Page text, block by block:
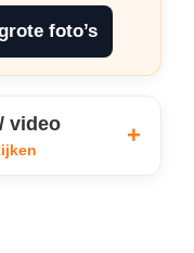
foto’s
video